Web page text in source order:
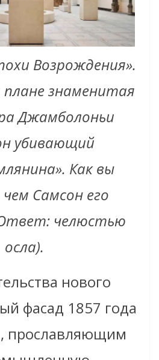
Возрождения».
знаменитая
Джамболоньи
убивающий
Как вы
Самсон его
челюстью
осла).
нового
фасад 1857 года
прославляющим